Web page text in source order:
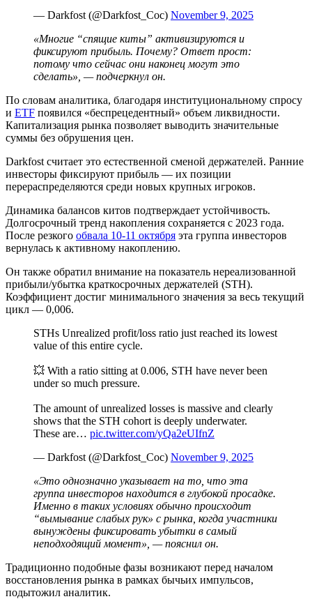
— Darkfost (@Darkfost_Coc) November 9, 2025
«Многие “спящие киты” активизируются и
фиксируют прибыль. Почему? Ответ прост:
потому что сейчас они наконец могут это
сделать», — подчеркнул он.
По словам аналитика, благодаря институциональному спросу
и ETF появился «беспрецедентный» объем ликвидности.
Капитализация рынка позволяет выводить значительные
суммы без обрушения цен.
Darkfost считает это естественной сменой держателей. Ранние
инвесторы фиксируют прибыль — их позиции
перераспределяются среди новых крупных игроков.
Динамика балансов китов подтверждает устойчивость.
Долгосрочный тренд накопления сохраняется с 2023 года.
После резкого обвала 10-11 октября эта группа инвесторов
вернулась к активному накоплению.
Он также обратил внимание на показатель нереализованной
прибыли/убытка краткосрочных держателей (STH).
Коэффициент достиг минимального значения за весь текущий
цикл — 0,006.
STHs Unrealized profit/loss ratio just reached its lowest
value of this entire cycle.
💥 With a ratio sitting at 0.006, STH have never been
under so much pressure.
The amount of unrealized losses is massive and clearly
shows that the STH cohort is deeply underwater.
These are… pic.twitter.com/yQa2eUIfnZ
— Darkfost (@Darkfost_Coc) November 9, 2025
«Это однозначно указывает на то, что эта
группа инвесторов находится в глубокой просадке.
Именно в таких условиях обычно происходит
“вымывание слабых рук» с рынка, когда участники
вынуждены фиксировать убытки в самый
неподходящий момент», — пояснил он.
Традиционно подобные фазы возникают перед началом
восстановления рынка в рамках бычьих импульсов,
подытожил аналитик.